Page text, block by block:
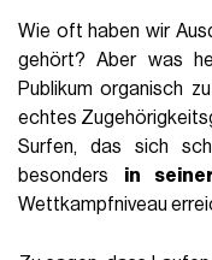
Wie oft haben wir
gehört? Aber was
Publikum organisch
echtes
Surfen, das sich
besonders in
Wettkampfniveau